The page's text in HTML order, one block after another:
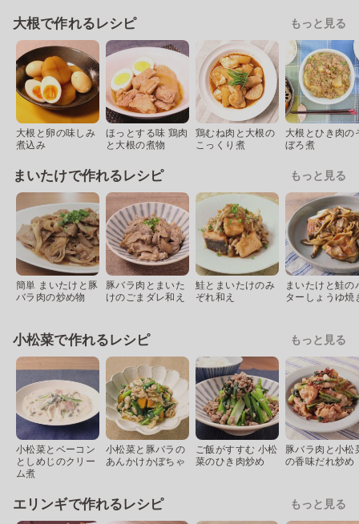
大根で作れるレシピ もっと見る
大根と卵の味しみ
煮込み
ほっとする味 鶏肉
と大根の煮物
鶏むね肉と大根の
こっくり煮
大根とひき肉の
ぼろ煮
まいたけで作れるレシピ もっと見る
簡単 まいたけと豚
バラ肉の炒め物
豚バラ肉とまいた
けのごまダレ和え
鮭とまいたけのみ
ぞれ和え
まいたけと鮭の
ターしょうゆ焼
小松菜で作れるレシピ もっと見る
小松菜とベーコン
としめじのクリー
ム煮
小松菜と豚バラの
あんかけかぼちゃ
ご飯がすすむ 小松
菜のひき肉炒め
豚バラ肉と小松
の香味だれ炒め
エリンギで作れるレシピ もっと見る